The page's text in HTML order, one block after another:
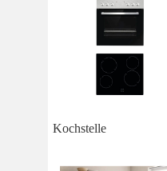
Kochstelle